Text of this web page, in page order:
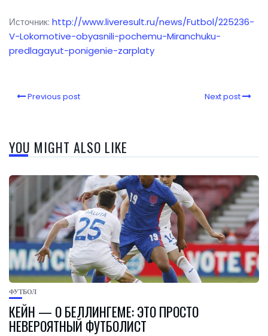
Источник: http://www.liveresult.ru/news/Futbol/225236-
V-Lokomotive-obyasnili-pochemu-Miranchuku-
predlagayut-ponigenie-zarplaty
Previous post Next post
YOU MIGHT ALSO LIKE
ФУТБОЛ
КЕЙН — О БЕЛЛИНГЕМЕ: ЭТО ПРОСТО
НЕВЕРОЯТНЫЙ ФУТБОЛИСТ